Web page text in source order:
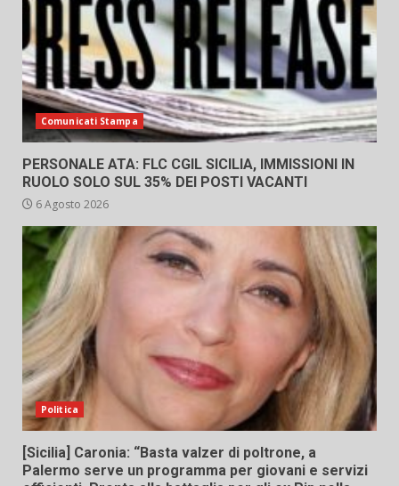
Comunicati Stampa
PERSONALE ATA: FLC CGIL SICILIA, IMMISSIONI IN
RUOLO SOLO SUL 35% DEI POSTI VACANTI
6 Agosto 2026
Politica
[Sicilia] Caronia: “Basta valzer di poltrone, a
Palermo serve un programma per giovani e servizi